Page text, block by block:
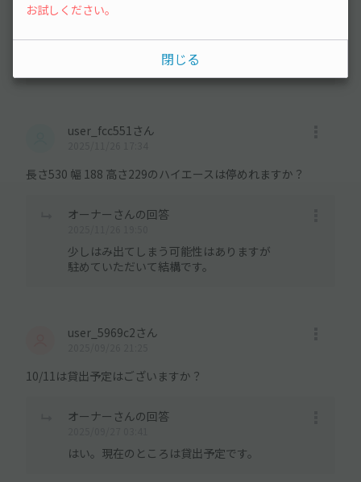
オーナーさんの回答
user_fcc551さん
長さ530 幅 188 高さ229のハイエースは停めれますか？
オーナーさんの回答
少しはみ出てしまう可能性はありますが
駐めていただいて結構です。
user_5969c2さん
10/11は貸出予定はございますか？
オーナーさんの回答
はい。現在のところは貸出予定です。
お試しください。
閉じる